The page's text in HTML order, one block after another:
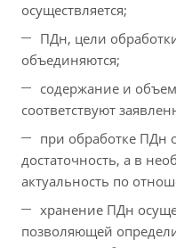
осуществляется;
ПДн, цели
объединяются;
содержание и
соответствуют
при обработке ПДн
достаточность, а в
актуальность по
хранение ПДн
позволяющей